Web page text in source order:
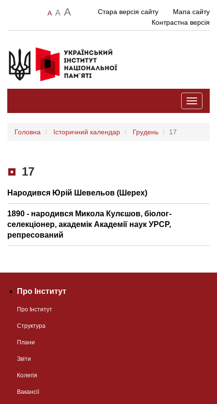
A A A Стара версія сайту
Мапа сайту
Контрастна версія
Toggle
Головна Історичний календар Грудень 17
17
Народився Юрій Шевельов (Шерех)
1890 - народився Микола Кулєшов, біолог-
селекціонер, академік Академії наук УРСР,
репресований
Про Інститут
Про Інститут
Структура
Плани
Звіти
Колегія
Вакансії